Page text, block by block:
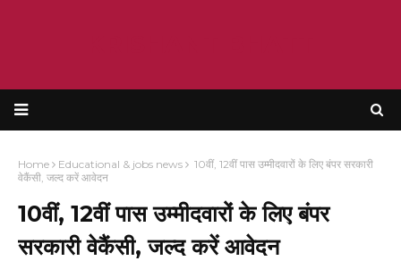
Home Educational & jobs news
10वीं, 12वीं पास उम्मीदवारों के लिए बंपर सरकारी
वेकैंसी, जल्द करें आवेदन
10वीं, 12वीं पास उम्मीदवारों के लिए बंपर
सरकारी वेकैंसी, जल्द करें आवेदन